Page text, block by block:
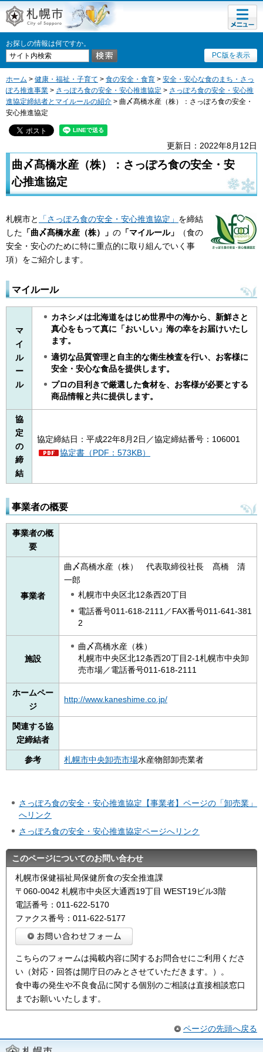
札幌市
お探しの情報は何ですか。
PC版を表示
メニュ
ー
ホーム > 健康・福祉・子育て > 食の安全・食育 > 安全・安心な食のまち・さっ
ぽろ推進事業 > さっぽろ食の安全・安心推進協定 > さっぽろ食の安全・安心推
進協定締結者とマイルールの紹介 > 曲〆髙橋水産（株）：さっぽろ食の安全・
安心推進協定
更新日：2022年8月12日
曲〆髙橋水産（株）：さっぽろ食の安全・安
心推進協定
札幌市と 「さっぽろ食の安全・安心推進協定」 を締結
した 「曲〆髙橋水産（株）」 の 「マイルール」
（食の
安全・安心のために特に重点的に取り組んでいく事
項）をご紹介します。
マイルール
マ
イ
ル
ー
ル
カネシメは北海道をはじめ世界中の海から、新鮮さと
真心をもって真に「おいしい」海の幸をお届けいたし
ます。
適切な品質管理と自主的な衛生検査を行い、お客様に
安全・安心な食品を提供します。
プロの目利きで厳選した食材を、お客様が必要とする
商品情報と共に提供します。
協
定
の
締
結
協定締結日：平成22年8月2日／協定締結番号：106001
協定書（PDF：573KB）
事業者の概要
事業者の概
要
事業者
曲〆髙橋水産（株） 代表取締役社長 髙橋
清
一郎
札幌市中央区北12条西20丁目
電話番号011-618-2111／FAX番号011-641-381
2
施設
曲〆髙橋水産（株）
札幌市中央区北12条西20丁目2-1札幌市中央卸
売市場／電話番号011-618-2111
ホームペー
ジ
http://www.kaneshime.co.jp/
関連する協
定締結者
参考 札幌市中央卸売市場水産物部卸売業者
さっぽろ食の安全・安心推進協定【事業者】ページの「卸売業」
へリンク
さっぽろ食の安全・安心推進協定ページへリンク
このページについてのお問い合わせ
札幌市保健福祉局保健所食の安全推進課
〒060-0042 札幌市中央区大通西19丁目 WEST19ビル3階
電話番号：011-622-5170
ファクス番号：011-622-5177
こちらのフォームは掲載内容に関するお問合せにご利用くださ
い（対応・回答は開庁日のみとさせていただきます。）。
食中毒の発生や不良食品に関する個別のご相談は直接相談窓口
までお願いいたします。
ページの先頭へ戻る